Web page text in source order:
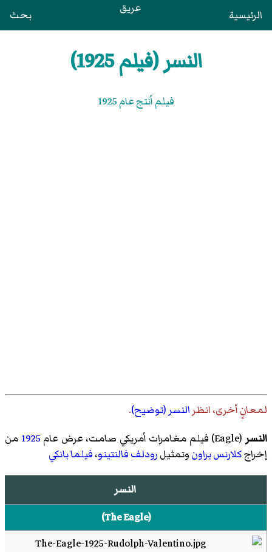
الرئيسية عريق بحث
النسر (فيلم 1925)
فيلم أنتج عام 1925
لمعانٍ أخرى، انظر النسر (توضيح).
النسر (
Eagle)‏ فيلم مغامرات أمريكي صامت، عرض عام 1925 من
إخراجكلارنس براونوتمثيلرودلف فالنتينو،فيلما بانكي
النسر
(
The Eagle
)‏